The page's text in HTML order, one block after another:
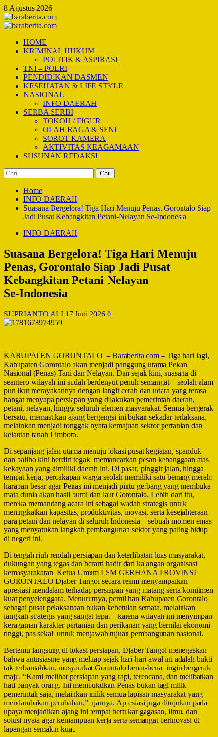
Skip
to
content
8 Agustus 2026
Primary
HOME
KRIMINAL HUKUM
POLITIK & ASPIRASI
TNI – POLRI
PENDIDIKAN DASMEN
KESEHATAN & LIFE STYLE
NASIONAL
INFO DAERAH
SERBA SERBI
TOKOH / FIGUR
OLAH RAGA & SENI
SOROT KAMERA
AKTIVITAS KEAGAMAAN
SUSUNAN REDAKSI
Cari
untuk:
Home
INFO DAERAH
Suasana Bergelora! Tiga Hari Menuju Penas, Gorontalo Siap
Jadi Pusat Kebangkitan Petani‑Nelayan Se‑Indonesia
INFO DAERAH
Suasana Bergelora! Tiga Hari Menuju
Penas, Gorontalo Siap Jadi Pusat
Kebangkitan Petani‑Nelayan
Se‑Indonesia
SUPRIANTO ALI 17 Juni 2026 0
KABUPATEN GORONTALO – Baraberita.com – Tiga hari lagi,
Kabupaten Gorontalo akan menjadi panggung utama Pekan
Nasional (Penas) Tani dan Nelayan. Dan sejak kini, suasana di
seantero wilayah ini sudah berdenyut penuh semangat—seolah alam
pun ikut merayakannya dengan langit cerah dan udara yang terasa
hangat menyapa persiapan yang dilakukan pemerintah daerah,
petani, nelayan, hingga seluruh elemen masyarakat. Semua bergerak
bersatu, memastikan ajang bergengsi ini bukan sekadar terlaksana,
melainkan menjadi tonggak nyata kemajuan sektor pertanian dan
kelautan tanah Limboto.
Di sepanjang jalan utama menuju lokasi pusat kegiatan, spanduk
dan baliho kini berdiri tegak, memancarkan pesan kebanggaan atas
kekayaan yang dimiliki daerah ini. Di pasar, pinggir jalan, hingga
tempat kerja, percakapan warga seolah memiliki satu benang merah:
harapan besar agar Penas ini menjadi pintu gerbang yang membuka
mata dunia akan hasil bumi dan laut Gorontalo. Lebih dari itu,
mereka memandang acara ini sebagai wadah strategis untuk
meningkatkan kapasitas, produktivitas, inovasi, serta kesejahteraan
para petani dan nelayan di seluruh Indonesia—sebuah momen emas
yang menyatukan langkah pembangunan sektor yang paling hidup
di negeri ini.
Di tengah riuh rendah persiapan dan keterlibatan luas masyarakat,
dukungan yang tegas dan berarti hadir dari kalangan organisasi
kemasyarakatan. Ketua Umum LSM GERHANA PROVINSI
GORONTALO Djaber Tangoi secara resmi menyampaikan
apresiasi mendalam terhadap persiapan yang matang serta komitmen
kuat penyelenggara. Menurutnya, pemilihan Kabupaten Gorontalo
sebagai pusat pelaksanaan bukan kebetulan semata, melainkan
langkah strategis yang sangat tepat—karena wilayah ini menyimpan
keragaman karakter pertanian dan perikanan yang bernilai ekonomi
tinggi, pas sekali untuk menjawab tujuan pembangunan nasional.
Bertemu langsung di lokasi persiapan, Djaber Tangoi menegaskan
bahwa antusiasme yang meluap sejak hari‑hari awal ini adalah bukti
tak terbantahkan: masyarakat Gorontalo benar‑benar ingin bergerak
maju. “Kami melihat persiapan yang rapi, terencana, dan melibatkan
hati banyak orang. Ini membuktikan Penas bukan lagi milik
pemerintah saja, melainkan milik semua lapisan masyarakat yang
mendambakan perubahan,” ujarnya. Apresiasi juga ditujukan pada
upaya menjadikan ajang ini tempat bertukar gagasan, ilmu, dan
solusi nyata agar kemampuan kerja serta semangat berinovasi di
lapangan semakin kuat.